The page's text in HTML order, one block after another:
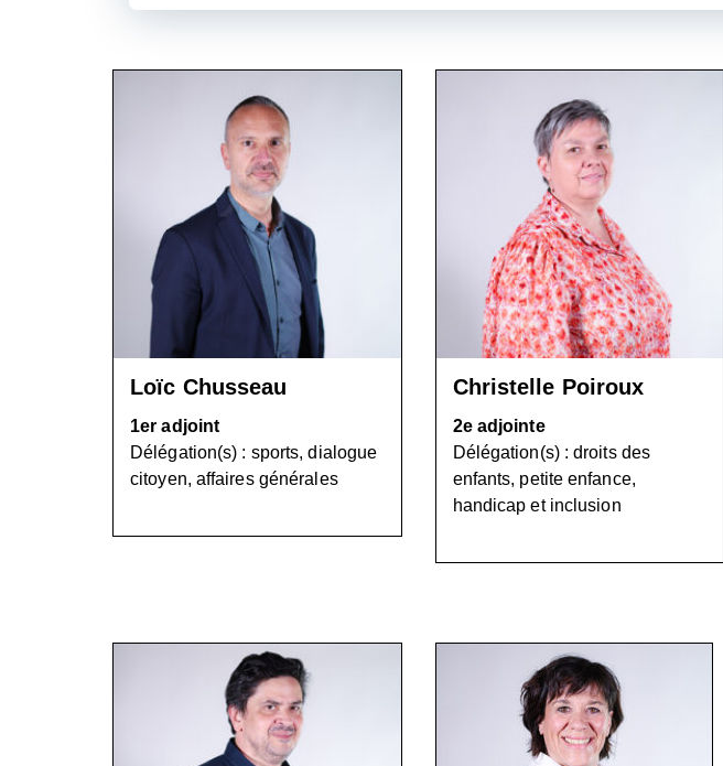
Loïc Chusseau
1er adjoint
Délégation(s) : sports, dialogue
citoyen, affaires générales
Christelle Poiroux
2e adjointe
Délégation(s) : droits des
enfants, petite enfance,
handicap et inclusion